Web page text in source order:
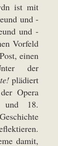
ist mit
und -
und -
Vorfeld
einen
der
plädiert
Opera
und 18.
damit,